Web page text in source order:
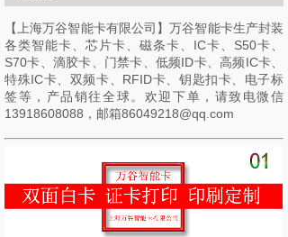
【上海万谷智能卡有限公司】万谷智能卡生产封装
各类智能卡、芯片卡、磁条卡、IC卡、S50卡、
S70卡、滴胶卡、门禁卡、低频ID卡、高频IC卡、
特殊IC卡、双频卡、RFID卡、钥匙扣卡、电子标
签等，产品销往全球。欢迎下单，请致电微信
13918608088，邮箱86049218@qq.com